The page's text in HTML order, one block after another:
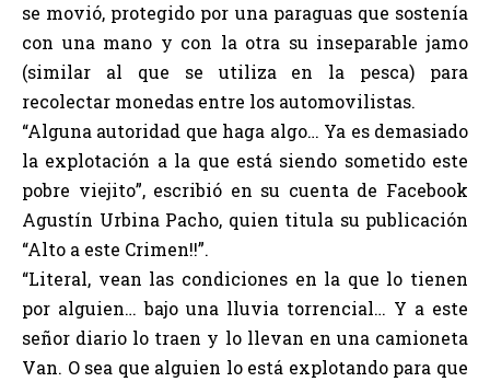
se movió, protegido por una paraguas que sostenía
con una mano y con la otra su inseparable jamo
(similar al que se utiliza en la pesca) para
recolectar monedas entre los automovilistas.
“Alguna autoridad que haga algo… Ya es demasiado
la explotación a la que está siendo sometido este
pobre viejito”, escribió en su cuenta de Facebook
Agustín Urbina Pacho, quien titula su publicación
“Alto a este Crimen!!”.
“Literal, vean las condiciones en la que lo tienen
por alguien… bajo una lluvia torrencial… Y a este
señor diario lo traen y lo llevan en una camioneta
Van. O sea que alguien lo está explotando para que